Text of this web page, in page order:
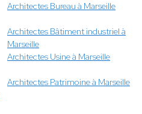
Architectes Bureau à Marseille
Architectes Bâtiment industriel à
Marseille
Architectes Usine à Marseille
Architectes Patrimoine à Marseille